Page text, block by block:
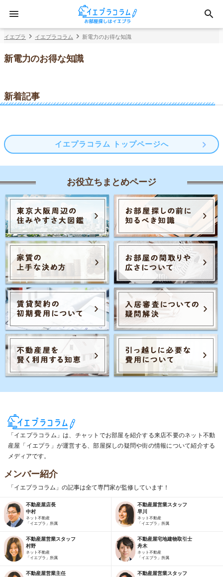
イエプラ イエプラコラム 新電力のお得な知識
新電力のお得な知識
新着記事
イエプラコラム トップページへ
お役立ちまとめページ
「イエプラコラム」は、チャットでお部屋を紹介する来店不要のネット不動
産屋「イエプラ」が運営する、部屋探しの疑問や街の情報について紹介する
メディアです。
メンバー紹介
「イエプラコラム」の記事は全て専門家が監修しています！
不動産屋店長
中村
ネット不動産
「イエプラ」所属
不動産屋営業スタッフ
早川
ネット不動産
「イエプラ」所属
不動産屋営業スタッフ
村野
ネット不動産
「イエプラ」所属
不動産屋宅地建物取引士
舟木
ネット不動産
「イエプラ」所属
不動産屋営業主任
不動産屋営業スタッフ